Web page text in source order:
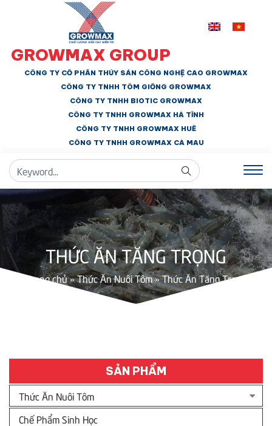
GROWMAX GROUP
CÔNG TY CỔ PHẦN THỦY SẢN CÔNG NGHỆ CAO GROWMAX
CÔNG TY TNHH TÔM GIỐNG GROWMAX
CÔNG TY TNHH BIOTIC GROWMAX
CÔNG TY TNHH GROWMAX HÀ TĨNH
CÔNG TY TNHH GROWMAX HUẾ
CÔNG TY TNHH GROWMAX CÀ MAU
THỨC ĂN TĂNG TRỌNG
Trang chủ»Thức Ăn Nuôi Tôm»Thức Ăn Tăng Trọng
SẢN PHẨM
Thức Ăn Nuôi Tôm
Chế Phẩm Sinh Học